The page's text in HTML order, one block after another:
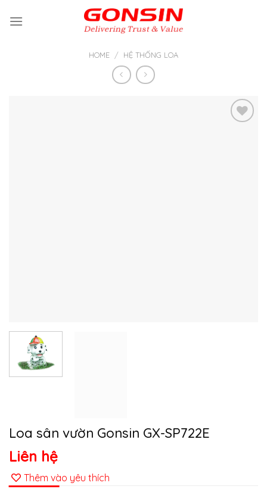
HOME / HỆ THỐNG LOA
Loa sân vườn Gonsin GX-SP722E
Liên hệ
Thêm vào yêu thích